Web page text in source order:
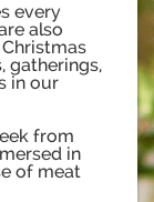
every
also
gatherings,
in our
from
in
of meat